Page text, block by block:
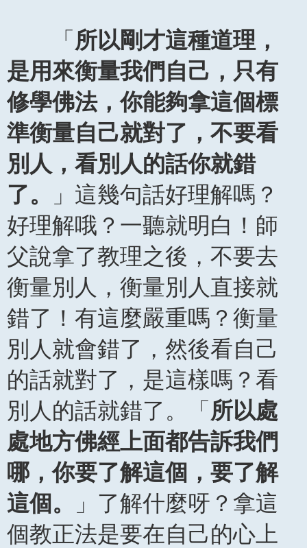
「 所以剛才這種道理，
是用來衡量我們自己，只有
修學佛法，你能夠拿這個標
準衡量自己就對了，不要看
別人，看別人的話你就錯
了。
」這幾句話好理解嗎？
好理解哦？一聽就明白！師
父說拿了教理之後，不要去
衡量別人，衡量別人直接就
錯了！有這麼嚴重嗎？衡量
別人就會錯了，然後看自己
的話就對了，是這樣嗎？看
別人的話就錯了。「 所以處
處地方佛經上面都告訴我們
哪，你要了解這個，要了解
這個。
」了解什麼呀？拿這
個教正法是要在自己的心上